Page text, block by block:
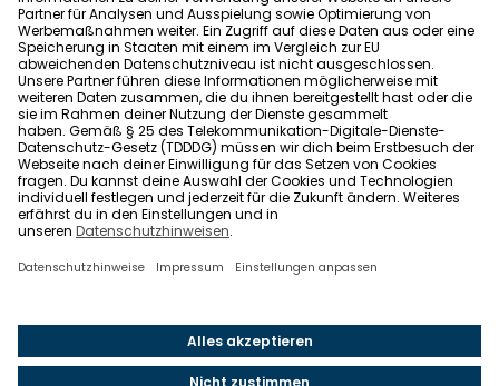
Wohnglück folgen
Wohnglück.de ist ein Service der Impleco GmbH,